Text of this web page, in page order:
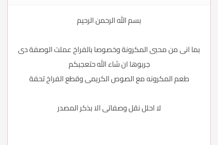
بسم الله الرحمن الرحيم
بما انى من محبى المكرونة وخصوصا بالفراخ عملت الوصفة دى
جربوها ان شاء الله حتعجبكم
طعم المكرونه مع الصوص الكريمى وقطع الفراخ تحفة
لا احلل نقل وصفاتى الا بذكر المصدر